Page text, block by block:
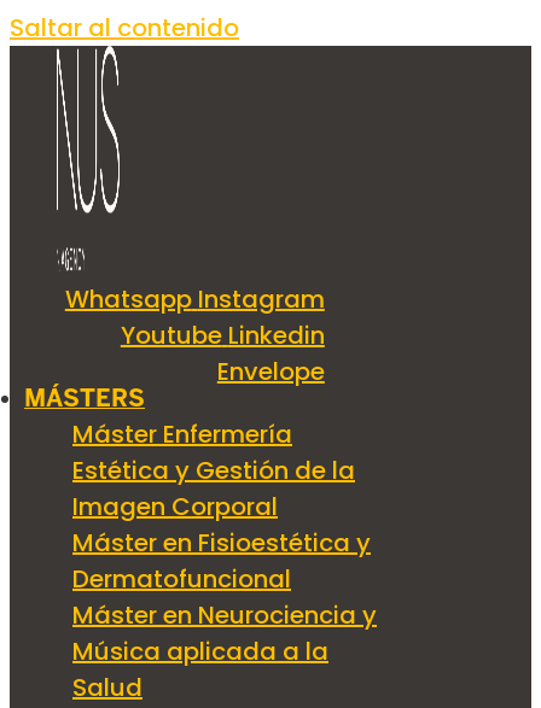
Saltar al contenido
Whatsapp Instagram
Youtube Linkedin
Envelope
MÁSTERS
Máster Enfermería
Estética y Gestión de la
Imagen Corporal
Máster en Fisioestética y
Dermatofuncional
Máster en Neurociencia y
Música aplicada a la
Salud